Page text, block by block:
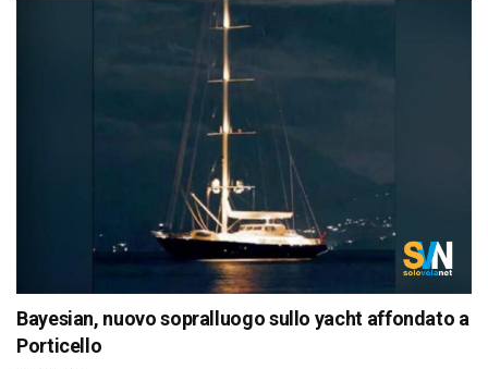
Bayesian, nuovo sopralluogo sullo yacht affondato a
Porticello